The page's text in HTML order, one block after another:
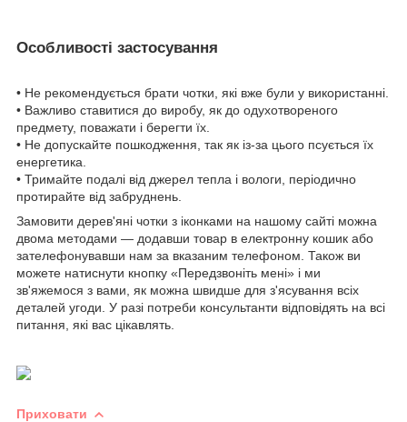
Особливості застосування
• Не рекомендується брати чотки, які вже були у використанні.
• Важливо ставитися до виробу, як до одухотвореного
предмету, поважати і берегти їх.
• Не допускайте пошкодження, так як із-за цього псується їх
енергетика.
• Тримайте подалі від джерел тепла і вологи, періодично
протирайте від забруднень.
Замовити дерев'яні чотки з іконками на нашому сайті можна
двома методами — додавши товар в електронну кошик або
зателефонувавши нам за вказаним телефоном. Також ви
можете натиснути кнопку «Передзвоніть мені» і ми
зв'яжемося з вами, як можна швидше для з'ясування всіх
деталей угоди. У разі потреби консультанти відповідять на всі
питання, які вас цікавлять.
Приховати